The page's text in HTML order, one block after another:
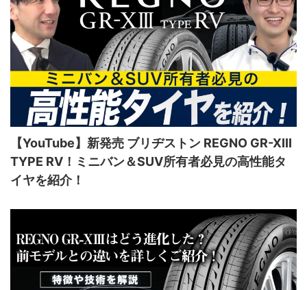
【YouTube】新発売 ブリヂストン REGNO GR-XIII
TYPE RV！ミニバン＆SUV所有者必見の高性能タ
イヤを紹介！